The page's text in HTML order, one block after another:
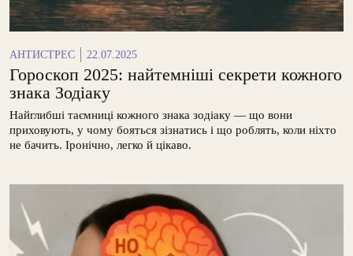
АНТИСТРЕС 22.07.2025
Гороскоп 2025: найтемніші секрети кожного
знака Зодіаку
Найглибші таємниці кожного знака зодіаку — що вони
приховують, у чому бояться зізнатись і що роблять, коли ніхто
не бачить. Іронічно, легко й цікаво.